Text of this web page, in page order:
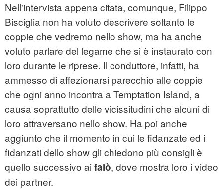
Nell'intervista appena citata, comunque, Filippo
Bisciglia non ha voluto descrivere soltanto le
coppie che vedremo nello show, ma ha anche
voluto parlare del legame che si è instaurato con
loro durante le riprese. Il conduttore, infatti, ha
ammesso di affezionarsi parecchio alle coppie
che ogni anno incontra a Temptation Island, a
causa soprattutto delle vicissitudini che alcuni di
loro attraversano nello show. Ha poi anche
aggiunto che il momento in cui le fidanzate ed i
fidanzati dello show gli chiedono più consigli è
quello successivo ai falò, dove mostra loro i video
dei partner.